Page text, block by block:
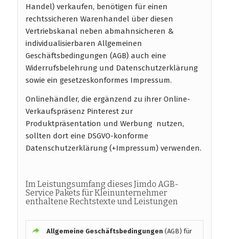
Handel) verkaufen, benötigen für einen
rechtssicheren Warenhandel über diesen
Vertriebskanal neben abmahnsicheren &
individualisierbaren Allgemeinen
Geschäftsbedingungen (AGB) auch eine
Widerrufsbelehrung und Datenschutzerklärung
sowie ein gesetzeskonformes Impressum.
Onlinehändler, die ergänzend zu ihrer Online-
Verkaufspräsenz Pinterest zur
Produktpräsentation und Werbung nutzen,
sollten dort eine DSGVO-konforme
Datenschutzerklärung (+Impressum) verwenden.
Im Leistungsumfang dieses Jimdo AGB-
Service Pakets für Kleinunternehmer
enthaltene Rechtstexte und Leistungen
Allgemeine Geschäftsbedingungen (AGB) für